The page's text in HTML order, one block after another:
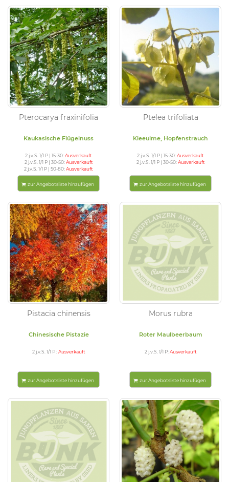
Pterocarya fraxinifolia
Kaukasische Flügelnuss
2 j.v.S. 1/1 P | 15-30:Ausverkauft
2 j.v.S. 1/1 P | 30-50: Ausverkauft
2 j.v.S. 1/1 P | 50-80:Ausverkauft
zur Angebotsliste hinzufügen
Ptelea trifoliata
Kleeulme, Hopfenstrauch
2 j.v.S. 1/1 P | 15-30:Ausverkauft
2 j.v.S. 1/1 P | 30-50: Ausverkauft
zur Angebotsliste hinzufügen
Pistacia chinensis
Chinesische Pistazie
2 j.v.S. 1/1 P : Ausverkauft
zur Angebotsliste hinzufügen
Morus rubra
Roter Maulbeerbaum
2 j.v.S. 1/1 P: Ausverkauft
zur Angebotsliste hinzufügen